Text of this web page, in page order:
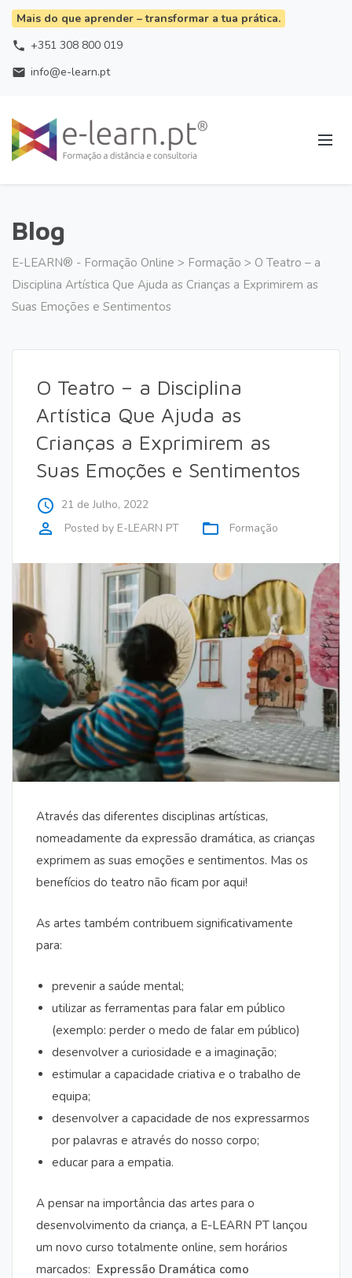
Mais do que aprender – transformar a tua prática.
phone +351 308 800 019
email info@e-learn.pt
Blog
E-LEARN® - Formação Online > Formação > O Teatro – a
Disciplina Artística Que Ajuda as Crianças a Exprimirem as
Suas Emoções e Sentimentos
O Teatro – a Disciplina
Artística Que Ajuda as
Crianças a Exprimirem as
Suas Emoções e Sentimentos
access_time 21 de Julho, 2022
perm_identity Posted by E-LEARN PT folder_open Formação
Através das diferentes disciplinas artísticas,
nomeadamente da expressão dramática, as crianças
exprimem as suas emoções e sentimentos. Mas os
benefícios do teatro não ficam por aqui!
As artes também contribuem significativamente
para:
prevenir a saúde mental;
utilizar as ferramentas para falar em público
(exemplo: perder o medo de falar em público)
desenvolver a curiosidade e a imaginação;
estimular a capacidade criativa e o trabalho de
equipa;
desenvolver a capacidade de nos expressarmos
por palavras e através do nosso corpo;
educar para a empatia.
A pensar na importância das artes para o
desenvolvimento da criança, a E-LEARN PT lançou
um novo curso totalmente online, sem horários
marcados: Expressão Dramática como